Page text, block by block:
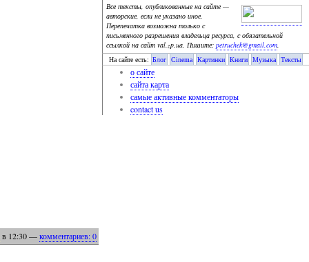
Все тексты, опубликованные на сайте —
авторские, если не указано иное.
Перепечатка возможна только с
письменного разрешения владельца ресурса, с обязательной
ссылкой на сайт val.zp.ua. Пишите: petruchek@gmail.com.
На сайте есть: Блог Cinema Картинки Книги Музыка Тексты
о сайте
сайта карта
самые активные комментаторы
contact us
в 12:30—комментариев: 0